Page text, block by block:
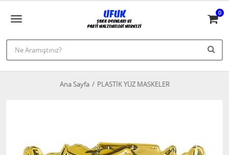
0
Ana Sayfa PLASTİK YÜZ MASKELER